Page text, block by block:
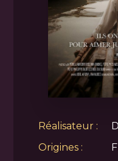
Réalisateur :
Origines :